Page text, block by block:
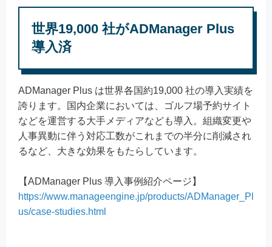
世界19,000 社がADManager Plus
導入済
ADManager Plus は世界各国約19,000 社の導入実績を
誇ります。国内企業においては、ゴルフ場予約サイト
などを運営する大手メディアなども導入。組織変更や
人事異動に伴う対応工数がこれまでの半分に削減され
るなど、大きな効果をもたらしています。
【ADManager Plus 導入事例紹介ページ】
https://www.manageengine.jp/products/ADManager_Pl
us/case-studies.html